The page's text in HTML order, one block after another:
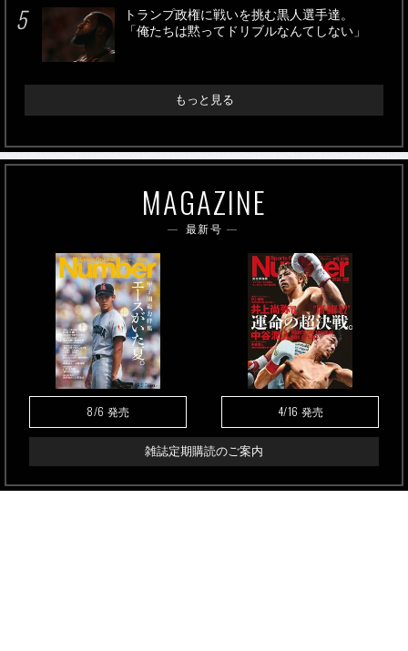
トランプ政権に戦いを挑む黒人選手達。
「俺たちは黙ってドリブルなんてしない」
もっと見る
MAGAZINE
最新号
8/6 発売 4/16 発売
雑誌定期購読のご案内